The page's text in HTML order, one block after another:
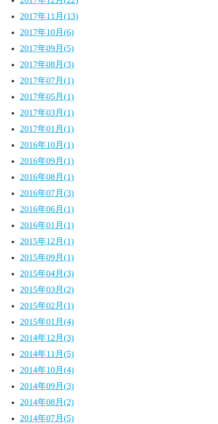
2017年11月(13)
2017年10月(6)
2017年09月(5)
2017年08月(3)
2017年07月(1)
2017年05月(1)
2017年03月(1)
2017年01月(1)
2016年10月(1)
2016年09月(1)
2016年08月(1)
2016年07月(3)
2016年06月(1)
2016年01月(1)
2015年12月(1)
2015年09月(1)
2015年04月(3)
2015年03月(2)
2015年02月(1)
2015年01月(4)
2014年12月(3)
2014年11月(5)
2014年10月(4)
2014年09月(3)
2014年08月(2)
2014年07月(5)